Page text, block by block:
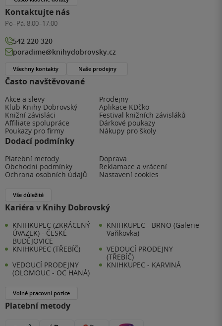
Často navštěvované
Akce a slevy
Prodejny
Klub Knihy Dobrovský
Aplikace KDčko
Knižní závisláci
Festival knižních závisláků
Affiliate spolupráce
Dárkové poukazy
Poukazy pro firmy
Nákupy pro školy
Dodací podmínky
Platební metody
Doprava
Obchodní podmínky
Reklamace a vrácení
Ochrana osobních údajů
Nastavení cookies
Vše důležité
Kariéra v Knihy Dobrovský
KNIHKUPEC (ZKRÁCENÝ
ÚVAZEK) - ČESKÉ
BUDĚJOVICE
KNIHKUPEC - BRNO (Galerie
Vaňkovka)
KNIHKUPEC (TŘEBÍČ)
VEDOUCÍ PRODEJNY
(TŘEBÍČ)
VEDOUCÍ PRODEJNY
(OLOMOUC - OC HANÁ)
KNIHKUPEC - KARVINÁ
Volné pracovní pozice
Platební metody
Kontaktujte nás
Po–Pá: 8:00–17:00
542 220 320
poradime@knihydobrovsky.cz
Všechny kontakty Naše prodejny